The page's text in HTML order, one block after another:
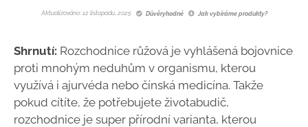
Aktualizováno: 12 listopadu, 2025 Důvěryhodné Jak vybíráme produkty?
Shrnutí: Rozchodnice růžová je vyhlášená bojovnice
proti mnohým neduhům v organismu, kterou
využívá i ajurvéda nebo čínská medicína. Takže
pokud cítíte, že potřebujete životabudič,
rozchodnice je super přírodní varianta, kterou